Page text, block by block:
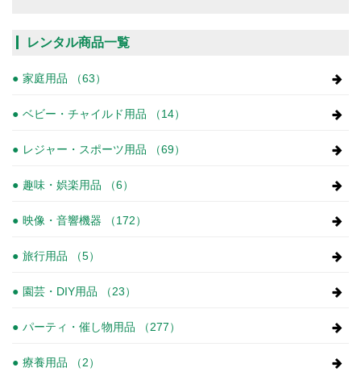
レンタル商品一覧
家庭用品 （63）
ベビー・チャイルド用品 （14）
レジャー・スポーツ用品 （69）
趣味・娯楽用品 （6）
映像・音響機器 （172）
旅行用品 （5）
園芸・DIY用品 （23）
パーティ・催し物用品 （277）
療養用品 （2）